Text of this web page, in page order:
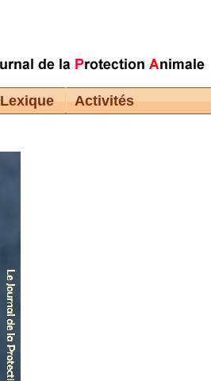
Lexique Activités